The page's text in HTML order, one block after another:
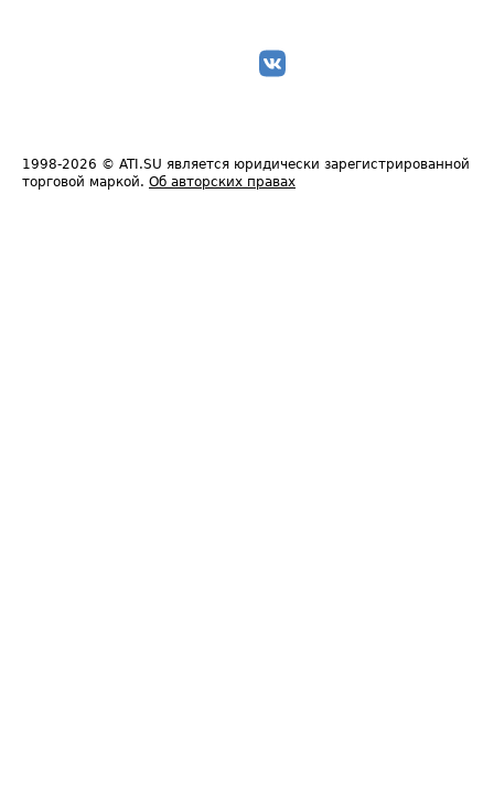
1998-2026 © ATI.SU является юридически зарегистрированной
торговой маркой. Об авторских правах